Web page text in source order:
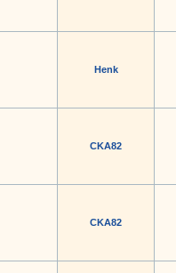
Henk
CKA82
CKA82